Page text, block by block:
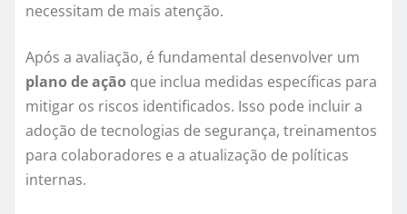
necessitam de mais atenção.
Após a avaliação, é fundamental desenvolver um
plano de ação que inclua medidas específicas para
mitigar os riscos identificados. Isso pode incluir a
adoção de tecnologias de segurança, treinamentos
para colaboradores e a atualização de políticas
internas.